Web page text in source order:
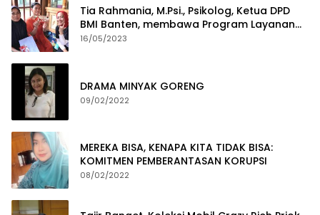
Tia Rahmania, M.Psi., Psikolog, Ketua DPD
BMI Banten, membawa Program Layanan
Pembuatan Dokumen Kependudukan
16/05/2023
DRAMA MINYAK GORENG
09/02/2022
MEREKA BISA, KENAPA KITA TIDAK BISA:
KOMITMEN PEMBERANTASAN KORUPSI
08/02/2022